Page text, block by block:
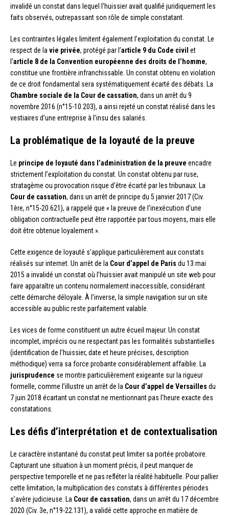
invalidé un constat dans lequel l’huissier avait qualifié juridiquement les
faits observés, outrepassant son rôle de simple constatant.
Les contraintes légales limitent également l’exploitation du constat. Le
respect de la vie privée, protégé par l’article 9 du Code civil et
l’article 8 de la Convention européenne des droits de l’homme,
constitue une frontière infranchissable. Un constat obtenu en violation
de ce droit fondamental sera systématiquement écarté des débats. La
Chambre sociale de la Cour de cassation, dans un arrêt du 9
novembre 2016 (n°15-10.203), a ainsi rejeté un constat réalisé dans les
vestiaires d’une entreprise à l’insu des salariés.
La problématique de la loyauté de la preuve
Le principe de loyauté dans l’administration de la preuve encadre
strictement l’exploitation du constat. Un constat obtenu par ruse,
stratagème ou provocation risque d’être écarté par les tribunaux. La
Cour de cassation, dans un arrêt de principe du 5 janvier 2017 (Civ.
1ère, n°15-20.621), a rappelé que « la preuve de l’inexécution d’une
obligation contractuelle peut être rapportée par tous moyens, mais elle
doit être obtenue loyalement ».
Cette exigence de loyauté s’applique particulièrement aux constats
réalisés sur internet. Un arrêt de la Cour d’appel de Paris du 13 mai
2015 a invalidé un constat où l’huissier avait manipulé un site web pour
faire apparaître un contenu normalement inaccessible, considérant
cette démarche déloyale. À l’inverse, la simple navigation sur un site
accessible au public reste parfaitement valable.
Les vices de forme constituent un autre écueil majeur. Un constat
incomplet, imprécis ou ne respectant pas les formalités substantielles
(identification de l’huissier, date et heure précises, description
méthodique) verra sa force probante considérablement affaiblie. La
jurisprudence se montre particulièrement exigeante sur la rigueur
formelle, comme l’illustre un arrêt de la Cour d’appel de Versailles du
7 juin 2018 écartant un constat ne mentionnant pas l’heure exacte des
constatations.
Les défis d’interprétation et de contextualisation
Le caractère instantané du constat peut limiter sa portée probatoire.
Capturant une situation à un moment précis, il peut manquer de
perspective temporelle et ne pas refléter la réalité habituelle. Pour pallier
cette limitation, la multiplication des constats à différentes périodes
s’avère judicieuse. La Cour de cassation, dans un arrêt du 17 décembre
2020 (Civ. 3e, n°19-22.131), a validé cette approche en matière de